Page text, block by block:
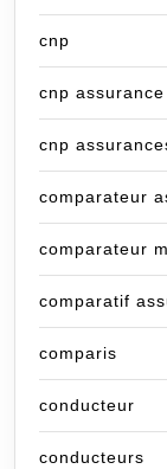
cnp
cnp assurance
cnp
comparateur
comparateur
comparatif
comparis
conducteur
conducteurs